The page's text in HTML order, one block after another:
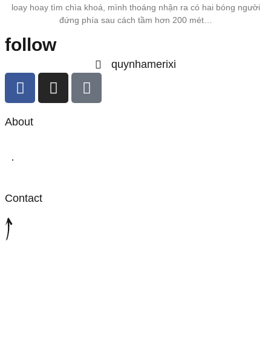
loay hoay tìm chìa khoá, mình thoáng nhận ra có hai bóng người
đứng phía sau cách tầm hơn 200 mét…
About
·
Contact
follow
quynhamerixi